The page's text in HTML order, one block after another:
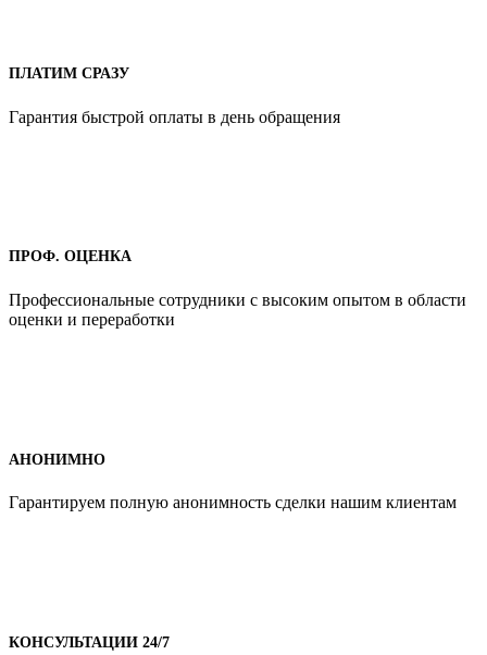
ПЛАТИМ СРАЗУ
Гарантия быстрой оплаты в день обращения
ПРОФ. ОЦЕНКА
Профессиональные сотрудники с высоким опытом в области
оценки и переработки
АНОНИМНО
Гарантируем полную анонимность сделки нашим клиентам
КОНСУЛЬТАЦИИ 24/7